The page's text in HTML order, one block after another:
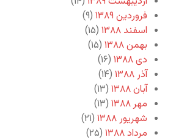
فروردین ۱۳۸۹
(۹)
اسفند ۱۳۸۸
(۱۵)
بهمن ۱۳۸۸
(۱۵)
دی ۱۳۸۸
(۱۶)
آذر ۱۳۸۸
(۱۴)
آبان ۱۳۸۸
(۱۳)
مهر ۱۳۸۸
(۱۳)
شهریور ۱۳۸۸
(۲۱)
مرداد ۱۳۸۸
(۲۵)